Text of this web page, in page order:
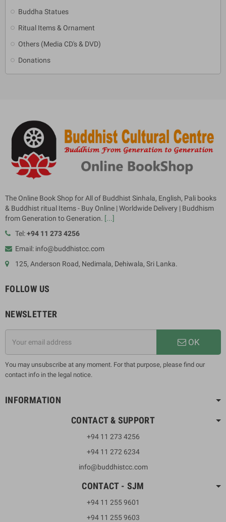
Buddha Statues
Ritual Items & Ornament
Others (Media CD's & DVD)
Donations
The Online Book Shop for All of Buddhist Sinhala, English, Pali books
& Buddhist ritual Items - Buy Online | Worldwide Delivery | Buddhism
from Generation to Generation. [...]
Tel:+94 11 273 4256
Email: info@buddhistcc.com
125, Anderson Road, Nedimala, Dehiwala, Sri Lanka.
FOLLOW US
NEWSLETTER
OK
You may unsubscribe at any moment. For that purpose, please find our
contact info in the legal notice.
INFORMATION
CONTACT & SUPPORT
+94 11 273 4256
+94 11 272 6234
info@buddhistcc.com
CONTACT - SJM
+94 11 255 9601
+94 11 255 9603